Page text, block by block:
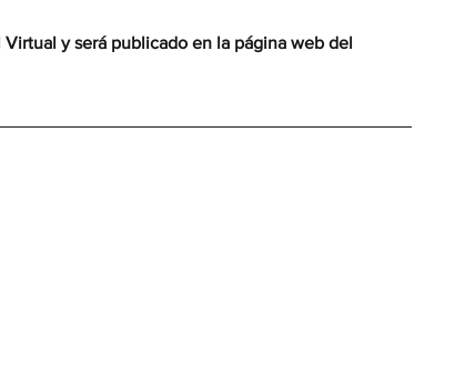
y será publicado en la página web del